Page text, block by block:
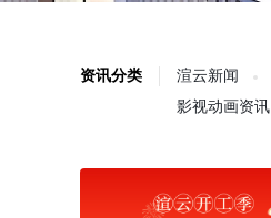
资讯分类 渲云新闻
影视动画资讯